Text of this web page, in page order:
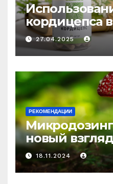
кордицепса
медицине:
средство
и истощения
27.04.2025
РЕКОМЕНДАЦИИ
новый
психоделику
18.11.2024